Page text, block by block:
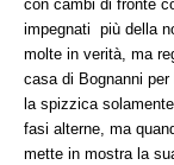
con cambi di fronte
impegnati più della
molte in verità, ma
casa di Bognanni
la spizzica
fasi alterne, ma
mette in mostra la